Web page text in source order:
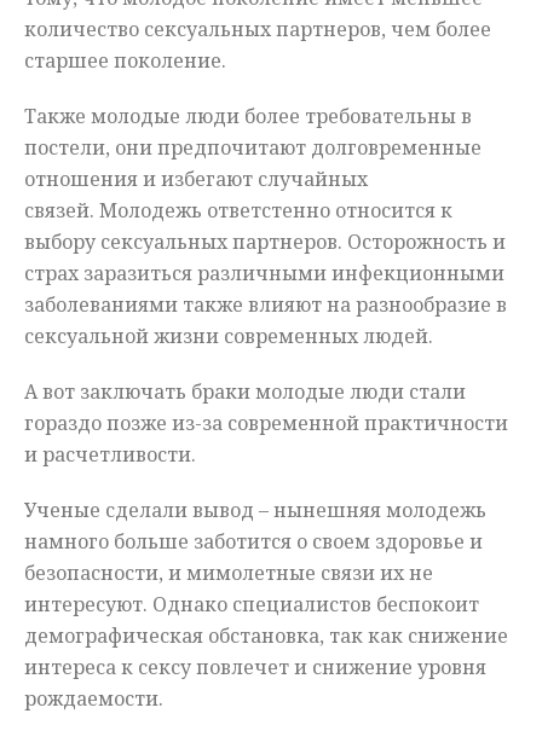
количество сексуальныхпартнеров, чем более
старшее поколение.
Также молодые люди более требовательныв
постели, онипредпочитают долговременные
отношенияиизбегают случайных
связей. Молодежь ответстенно относитсяк
выбору сексуальныхпартнеров. Осторожность и
страх заразитьсяразличнымиинфекционными
заболеваниями также влияютнаразнообразие в
сексуальнойжизни современныхлюдей.
Авот заключать бракимолодые люди стали
гораздопозже из-за современнойпрактичности
ирасчетливости.
Ученые сделаливывод –нынешняямолодежь
намного больше заботится о своем здоровье и
безопасности, имимолетные связиихне
интересуют. Однако специалистов беспокоит
демографическая обстановка, таккак снижение
интересак сексуповлечети снижение уровня
рождаемости.